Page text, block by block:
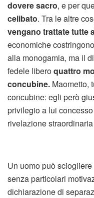
dovere sacro, e per
celibato. Tra le altre
vengano trattate tutte
economiche
alla monogamia, ma il
fedele liberoquattro
concubine. Maometto,
concubine: egli però
privilegio a lui
rivelazione
Un uomo può
senza particolari
dichiarazione di